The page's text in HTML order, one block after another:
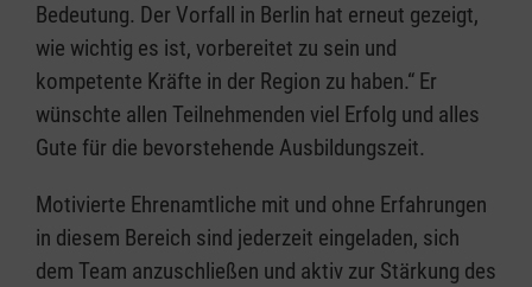
Bedeutung. Der Vorfall in Berlin hat erneut gezeigt,
wie wichtig es ist, vorbereitet zu sein und
kompetente Kräfte in der Region zu haben.“ Er
wünschte allen Teilnehmenden viel Erfolg und alles
Gute für die bevorstehende Ausbildungszeit.
Motivierte Ehrenamtliche mit und ohne Erfahrungen
in diesem Bereich sind jederzeit eingeladen, sich
dem Team anzuschließen und aktiv zur Stärkung des